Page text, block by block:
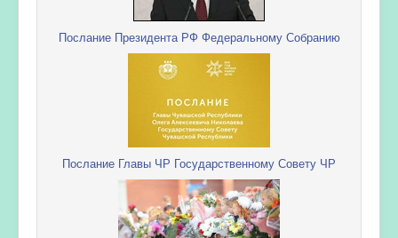
Послание Президента РФ Федеральному Собранию
Послание Главы ЧР Государственному Совету ЧР